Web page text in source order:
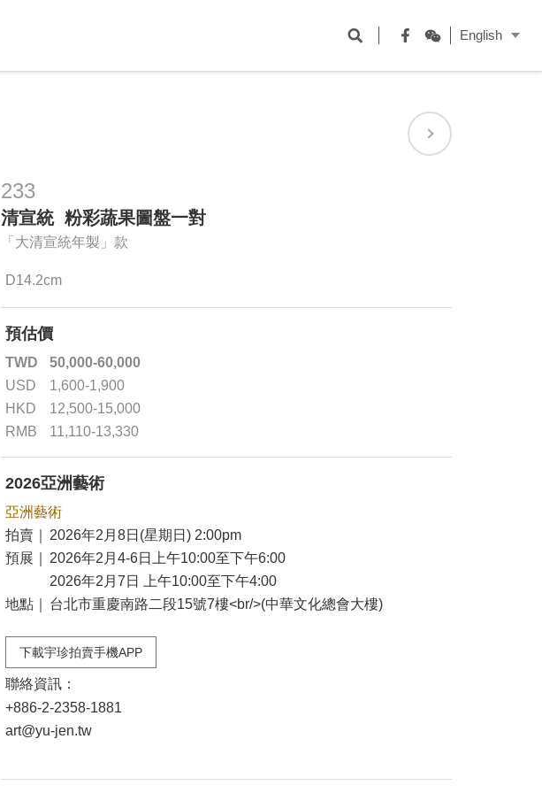
Facebook
WeChat
English
233
清宣統 粉彩蔬果圖盤一對
「大清宣統年製」款
D14.2cm
預估價
TWD
50,000-60,000
USD
1,600-1,900
HKD
12,500-15,000
RMB
11,110-13,330
2026亞洲藝術
亞洲藝術
拍賣｜
2026年2月8日(星期日) 2:00pm
預展｜
2026年2月4-6日上午10:00至下午6:00
2026年2月7日 上午10:00至下午4:00
地點｜
台北市重慶南路二段15號7樓<br/>(中華文化總會大樓)
下載宇珍拍賣手機APP
聯絡資訊：
+886-2-2358-1881
art@yu-jen.tw